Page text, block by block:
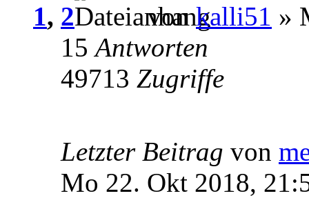
1, 2 vonkalli51 »
15Antworten
49713 Zugriffe
Letzter Beitrag von
Mo 22. Okt 2018,